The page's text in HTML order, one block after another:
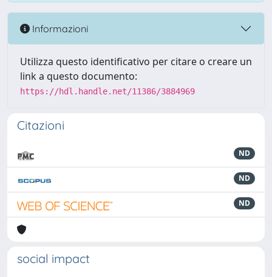
Informazioni
Utilizza questo identificativo per citare o creare un
link a questo documento:
https://hdl.handle.net/11386/3884969
Citazioni
ND
ND
ND
social impact